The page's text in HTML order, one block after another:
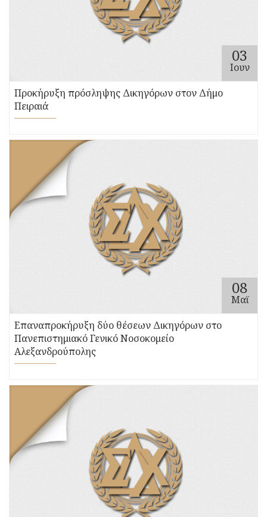
03
Ιουν
Προκήρυξη πρόσληψης Δικηγόρων στον Δήμο
Πειραιά
08
Μαϊ
Επαναπροκήρυξη δύο θέσεων Δικηγόρων στο
Πανεπιστημιακό Γενικό Νοσοκομείο
Αλεξανδρούπολης